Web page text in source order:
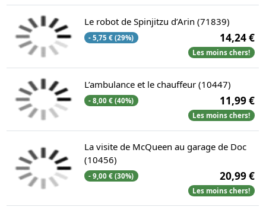
Le robot de Spinjitzu d’Arin (71839)
- 5,75 € (29%) 14,24 €
Les moins chers!
L’ambulance et le chauffeur (10447)
- 8,00 € (40%) 11,99 €
Les moins chers!
La visite de McQueen au garage de Doc
(10456)
- 9,00 € (30%) 20,99 €
Les moins chers!